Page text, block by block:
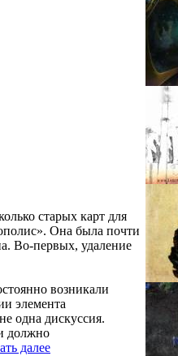
старых карт для
Она была почти
Во-первых, удаление
возникали
элемента
одна дискуссия.
должно
далее